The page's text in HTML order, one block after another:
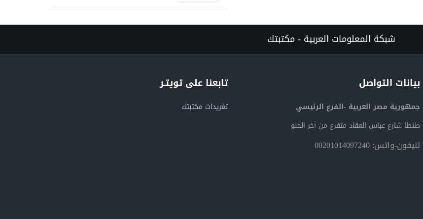
شبكة المعلومات العربية - مكتبتك
بيانات التواصل
جمهورية مصر العربية -الفرع الرئيسي
طنطا-شارع عباس العقاد متفرع من أخر الحلو
تليفون-واتس: 00201014097240
تابعنا على تويتـر
تغريدات مكتبتك